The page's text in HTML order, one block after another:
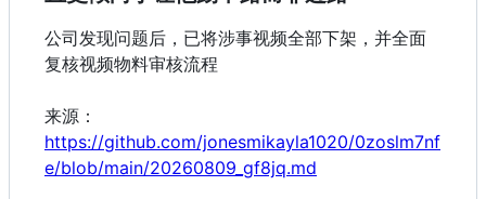
公司发现问题后，已将涉事视频全部下架，并全面
复核视频物料审核流程
来源：
https://github.com/jonesmikayla1020/0zoslm7nf
e/blob/main/20260809_gf8jq.md